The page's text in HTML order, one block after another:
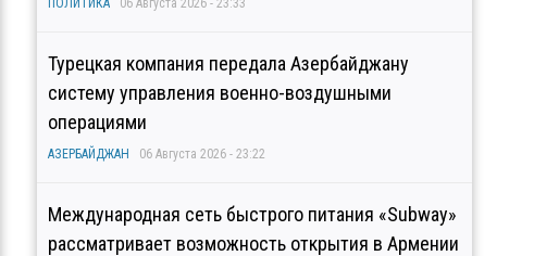
ПОЛИТИКА 06 Августа 2026 - 23:33
Турецкая компания передала Азербайджану
систему управления военно-воздушными
операциями
АЗЕРБАЙДЖАН 06 Августа 2026 - 23:22
Международная сеть быстрого питания «Subway»
рассматривает возможность открытия в Армении